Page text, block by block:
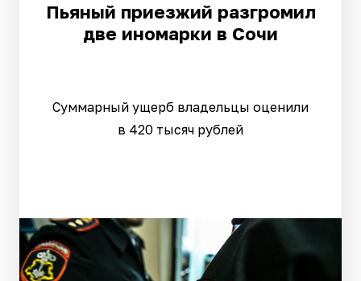
Пьяный приезжий разгромил
две иномарки в Сочи
Суммарный ущерб владельцы оценили
в 420 тысяч рублей